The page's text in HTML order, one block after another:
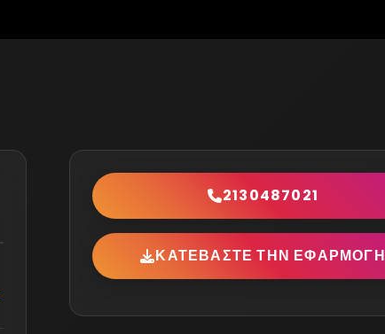
2130487021
ΚΑΤΕΒΆΣΤΕ ΤΗΝ ΕΦΑΡΜΟΓΉ